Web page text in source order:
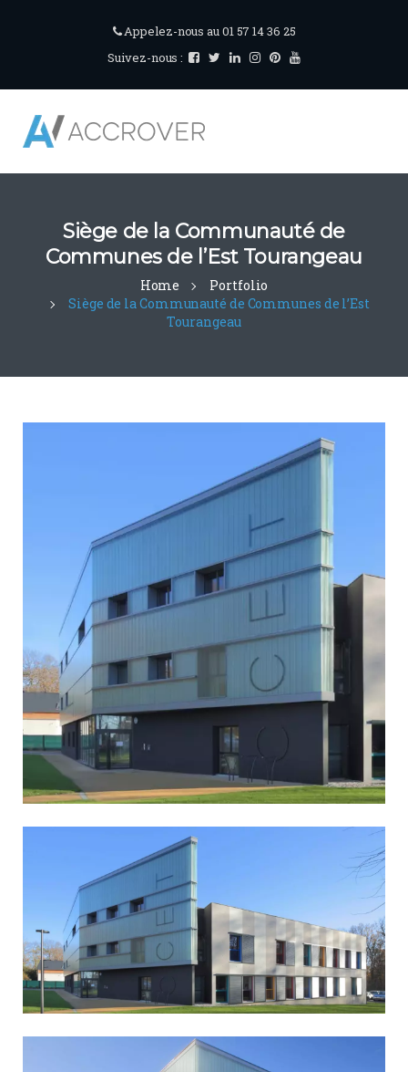
Appelez-nous au 01 57 14 36 25
Suivez-nous :
Siège de la Communauté de
Communes de l’Est Tourangeau
Home
Portfolio
Siège de la Communauté de Communes de l’Est
Tourangeau